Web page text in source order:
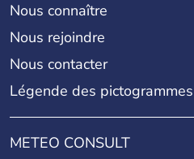
Nous connaître
Nous rejoindre
Nous contacter
Légende des pictogrammes
METEO CONSULT